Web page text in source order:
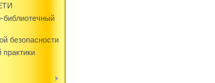
безопасности
практики